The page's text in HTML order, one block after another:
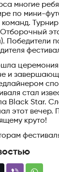
многие
по мини-
Отборочный
Победители
и
стал
Black Star.
этот вечер.
круто!